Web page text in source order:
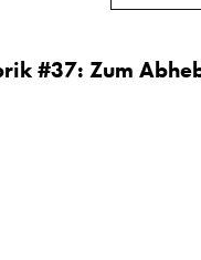
#37: Zum